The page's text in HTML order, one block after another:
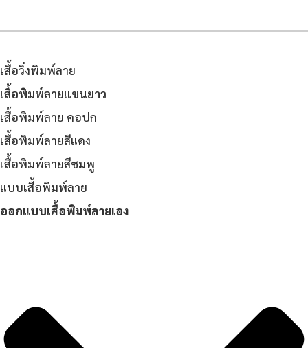
เสื้อวิ่งพิมพ์ลาย
เสื้อพิมพ์ลายแขนยาว
เสื้อพิมพ์ลาย คอปก
เสื้อพิมพ์ลายสีแดง
เสื้อพิมพ์ลายสีชมพู
แบบเสื้อพิมพ์ลาย
ออกแบบเสื้อพิมพ์ลายเอง